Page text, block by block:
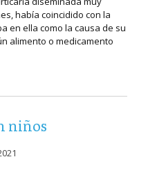
había coincidido con la
en ella como la causa de su
alimento o medicamento
niños